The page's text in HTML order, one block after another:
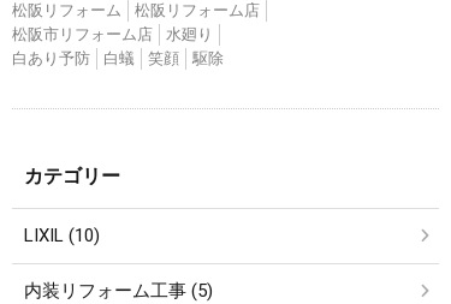
松阪リフォーム
松阪リフォーム店
松阪市リフォーム店
水廻り
白あり予防
白蟻 笑顔 駆除
カテゴリー
LIXIL (10)
内装リフォーム工事 (5)